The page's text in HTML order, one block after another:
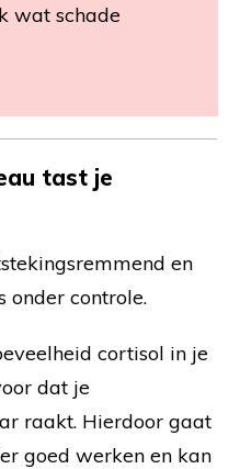
wat schade
tast je
en
onder controle.
cortisol in je
dat je
raakt. Hierdoor gaat
goed werken en kan